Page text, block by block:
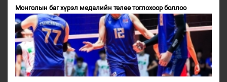
Монголын баг хүрэл медалийн төлөө тоглохоор боллоо